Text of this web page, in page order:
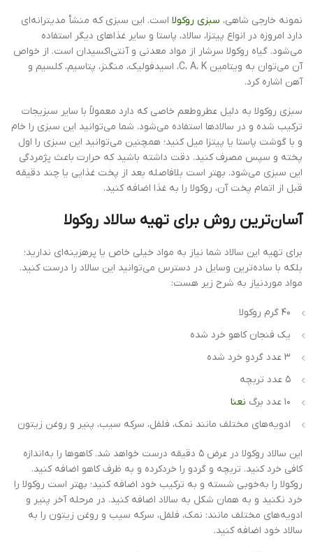
نمونه خارجی شاهی، سبزی روکولا است. این سبزی که منشأ مدیترانه‌ای
دارد امروزه در انواع پیتزا، سالاد، پاستا و سایر غذاهای دیگر استفاده
می‌شود. گیاه روکولا سرشار از مواد معدنی و آنتی‌اکسیدان است. از خواص
آن می‌توان به ویتامین C، A، K، اسیدفولیک، منگنز، پتاسیم، کلسیم و
آهن اشاره کرد.
سبزی روکولا به دلیل عطروطعم خاصی که دارد معمولاً با سایر سبزیجات
ترکیب شده و در سالادها استفاده می‌شود. شما می‌توانید این سبزی را خام
و با گوشت پاستا یا پیتزا میل کنید؛ همچنین می‌توانید این سبزی را اول
پخته و سپس مصرف کنید. دقت داشته باشید که حرارت باعث پژمردگی
این سبزی می‌شود. بهتر است بلافاصله بعد از پخت غذایی یا چند دقیقه
قبل از اتمام پخت آن، روکولا را به غذا اضافه کنید.
آسان‌ترین روش برای تهیه سالاد روکولا
برای تهیه این سالاد شما نیاز به مواد خیلی خاص یا پرهزینه‌ای ندارید؛
بلکه با ساده‌ترین وسایل در دسترس می‌توانید این سالاد را درست کنید.
مواد موردنیاز به شرح زیر هست:
۴۰ گرم روکولا
یک فنجان کاهو خرد شده
۳ عدد گردو خرد شده
۵ عدد تربچه
۱۰ عدد برگ
نعنا
ادویه‌های مختلف مانند نمک، فلفل، سرکه سیب، پنیر و روغن زیتون
این سالاد روکولا در عرض ۵ دقیقه درست خواهد شد. کاهوها را به‌اندازه
کافی خرد کنید. تربچه و گردو را خردکرده و به ظرف کاهو اضافه کنید.
روکولا را به‌خوبی شسته و به ترکیب خود اضافه کنید؛ بهتر است روکولا را
خرد نکنید و به همان شکل به سالاد اضافه کنید. در مرحله آخر پنیر و
ادویه‌های مختلف مانند: نمک، فلفل، سرکه سیب و روغن زیتون را به
سالاد خود اضافه کنید.